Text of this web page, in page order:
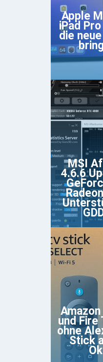
Apple
iPad
die
MSI
4.6.6
und Fire
ohne
Stick